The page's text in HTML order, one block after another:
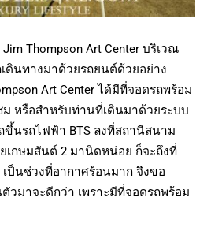
Thompson Art Center บริเวณ
ดินทางมาด้วยรถยนต์ด้วยอย่าง
Art Center ได้มีที่จอดรถพร้อม
หรือสำหรับท่านที่เดินมาด้วยระบบ
นรถไฟฟ้า BTS ลงที่สถานีสนาม
เกษมสันต์ 2 มานิดหน่อย ก็จะถึงที่
ป็นช่วงที่อากาศร้อนมาก จึงขอ
มาจะดีกว่า เพราะมีที่จอดรถพร้อม